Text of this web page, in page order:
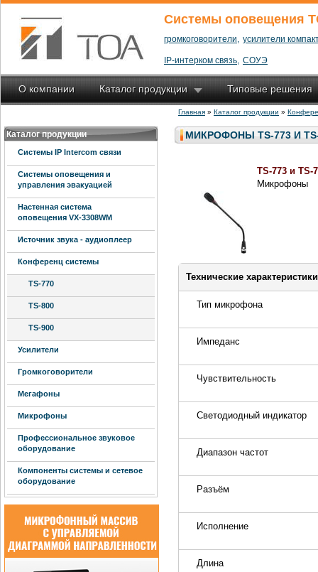
Системы оповещения
громкоговорители, усилители
IP-интерком связь, СОУЭ
О компании Каталог продукции Типовые решения
Главная » Каталог продукции »
Каталог продукции
Системы IP Intercom связи
Системы оповещения и
управления эвакуацией
Настенная система
оповещения VX-3308WM
Источник звука - аудиоплеер
Конференц системы
TS-770
TS-800
TS-900
Усилители
Громкоговорители
Мегафоны
Микрофоны
Профессиональное звуковое
оборудование
Компоненты системы и сетевое
оборудование
МИКРОФОНЫ TS-773 И
TS-773 и TS-
Микрофоны
Технические характеристики
Тип микрофона
Импеданс
Чувствительность
Светодиодный индикатор
Диапазон частот
Разъём
Исполнение
Длина